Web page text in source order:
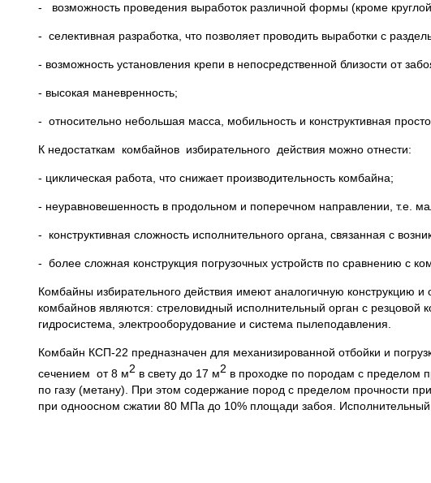
- возможность проведения выработок различной формы (кроме
- селективная разработка, что позволяет проводить выработки с
- возможность установления крепи в непосредственной близости от
- высокая маневренность;
- относительно небольшая масса, мобильность и конструктивная
К недостаткам комбайнов избирательного действия можно отнести:
- циклическая работа, что снижает производительность комбайна;
- неуравновешенность в продольном и поперечном направлении, т.е.
- конструктивная сложность исполнительного органа, связанная с
- более сложная конструкция погрузочных устройств по сравнению с
Комбайны избирательного действия имеют аналогичную конструкцию
комбайнов являются: стреловидный исполнительный орган с резцовой
гидросистема, электрооборудование и система пылеподавления.
Комбайн КСП-22 предназначен для механизированной отбойки и
сечением от 8 м2 в свету до 17 м2 в проходке по породам с пределом
по газу (метану). При этом содержание пород с пределом прочности
при одноосном сжатии 80 МПа до 10% площади забоя.